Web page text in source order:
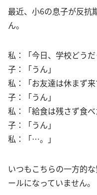
最近、小6の息子が反抗
ん。
私：「今日、学校どうだ
子：「うん」
私：「お友達は休まず来
子：「うん」
私：「給食は残さず食べ
子：「うん」
私：「…。」
いつもこちらの一方的
ールになっていません。